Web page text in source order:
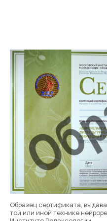
Образец сертификата,
той или иной технике